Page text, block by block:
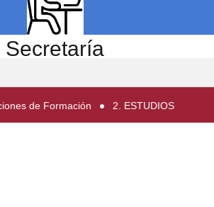
Secretaría
de Formación 2. ESTUDIOS